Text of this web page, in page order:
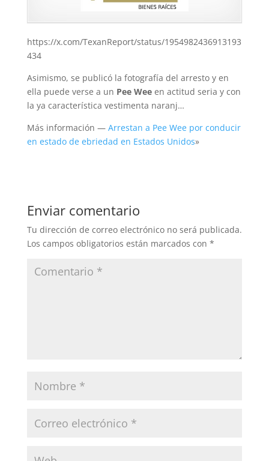
https://x.com/TexanReport/status/1954982436913193
434
Asimismo, se publicó la fotografía del arresto y en
ella puede verse a un Pee Wee en actitud seria y con
la ya característica vestimenta naranj…
Más información — Arrestan a Pee Wee por conducir
en estado de ebriedad en Estados Unidos»
Enviar comentario
Tu dirección de correo electrónico no será publicada.
Los campos obligatorios están marcados con *